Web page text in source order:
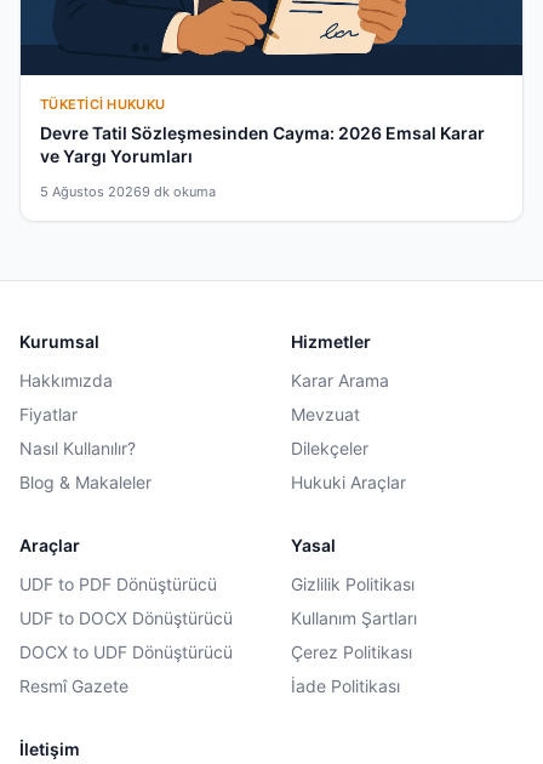
TÜKETICI HUKUKU
Devre Tatil Sözleşmesinden Cayma: 2026 Emsal Karar
ve Yargı Yorumları
5 Ağustos 20269 dk okuma
Kurumsal
Hakkımızda
Fiyatlar
Nasıl Kullanılır?
Blog & Makaleler
Hizmetler
Karar Arama
Mevzuat
Dilekçeler
Hukuki Araçlar
Araçlar
UDF to PDF Dönüştürücü
UDF to DOCX Dönüştürücü
DOCX to UDF Dönüştürücü
Resmî Gazete
Yasal
Gizlilik Politikası
Kullanım Şartları
Çerez Politikası
İade Politikası
İletişim